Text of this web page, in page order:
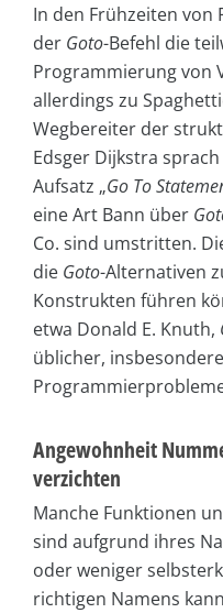
In den Frühzeiten von
der Goto-Befehl die
Programmierung von
allerdings zu
Wegbereiter der
Edsger Dijkstra
Aufsatz „Go To
eine Art Bann über
Co. sind umstritten.
die Goto-Alternativen
Konstrukten führen
etwa Donald E. Knuth,
üblicher,
Angewohnheit
verzichten
Manche Funktionen
sind aufgrund ihres
oder weniger
richtigen Namens